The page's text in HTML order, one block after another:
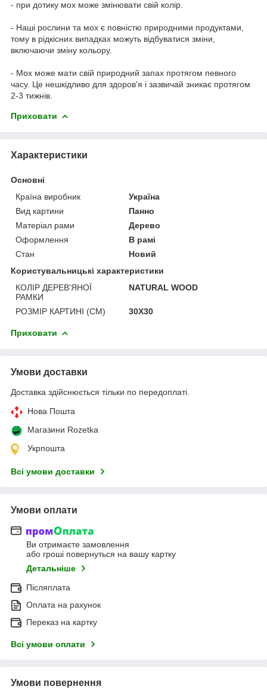
- при дотику мох може змінювати свій колір.
- Наші рослини та мох є повністю природними продуктами,
тому в рідкісних випадках можуть відбуватися зміни,
включаючи зміну кольору.
- Мох може мати свій природний запах протягом певного
часу. Це нешкідливо для здоров'я і зазвичай зникає протягом
2-3 тижнів.
Приховати
Характеристики
Основні
Країна виробник
Україна
Вид картини
Панно
Матеріал рами
Дерево
Оформлення
В рамі
Стан
Новий
Користувальницькі характеристики
КОЛІР ДЕРЕВ'ЯНОЇ
РАМКИ
NATURAL WOOD
РОЗМІР КАРТИНІ (СМ) 30Х30
Приховати
Умови доставки
Доставка здійснюється тільки по передоплаті.
Нова Пошта
Магазини Rozetka
Укрпошта
Всі умови доставки
Умови оплати
Ви отримаєте замовлення
або гроші повернуться на вашу картку
Детальніше
Післяплата
Оплата на рахунок
Переказ на картку
Всі умови оплати
Умови повернення